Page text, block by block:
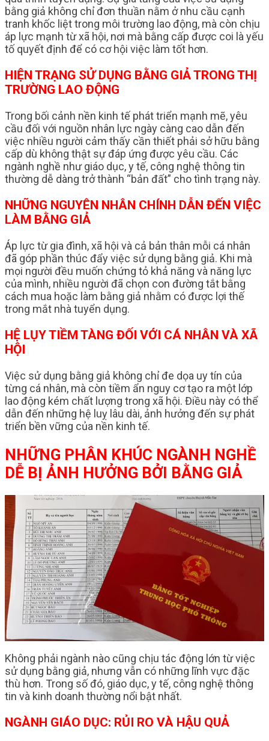
bằng giả không chỉ đơn thuần nằm ở nhu cầu cạnh
tranh khốc liệt trong môi trường lao động, mà còn chịu
áp lực mạnh từ xã hội, nơi mà bằng cấp được coi là yếu
tố quyết định để có cơ hội việc làm tốt hơn.
HIỆN TRẠNG SỬ DỤNG BẰNG GIẢ TRONG THỊ
TRƯỜNG LAO ĐỘNG
Trong bối cảnh nền kinh tế phát triển mạnh mẽ, yêu
cầu đối với nguồn nhân lực ngày càng cao dẫn đến
việc nhiều người cảm thấy cần thiết phải sở hữu bằng
cấp dù không thật sự đáp ứng được yêu cầu. Các
ngành nghề như giáo dục, y tế, công nghệ thông tin
thường dễ dàng trở thành “bản đất” cho tình trạng này.
NHỮNG NGUYÊN NHÂN CHÍNH DẪN ĐẾN VIỆC
LÀM BẰNG GIẢ
Áp lực từ gia đình, xã hội và cả bản thân mỗi cá nhân
đã góp phần thúc đẩy việc sử dụng bằng giả. Khi mà
mọi người đều muốn chứng tỏ khả năng và năng lực
của mình, nhiều người đã chọn con đường tắt bằng
cách mua hoặc làm bằng giả nhằm có được lợi thế
trong mắt nhà tuyển dụng.
HỆ LỤY TIỀM TÀNG ĐỐI VỚI CÁ NHÂN VÀ XÃ
HỘI
Việc sử dụng bằng giả không chỉ đe dọa uy tín của
từng cá nhân, mà còn tiềm ẩn nguy cơ tạo ra một lớp
lao động kém chất lượng trong xã hội. Điều này có thể
dẫn đến những hệ luỵ lâu dài, ảnh hưởng đến sự phát
triển bền vững của nền kinh tế.
NHỮNG PHÂN KHÚC NGÀNH NGHỀ
DỄ BỊ ẢNH HƯỞNG BỞI BẰNG GIẢ
Không phải ngành nào cũng chịu tác động lớn từ việc
sử dụng bằng giả, nhưng vẫn có những lĩnh vực đặc
thù hơn. Trong số đó, giáo dục, y tế, công nghệ thông
tin và kinh doanh thường nổi bật nhất.
NGÀNH GIÁO DỤC: RỦI RO VÀ HẬU QUẢ